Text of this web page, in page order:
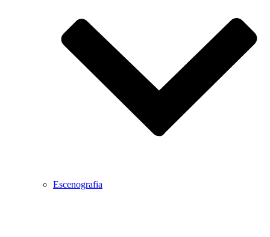
Escenografia